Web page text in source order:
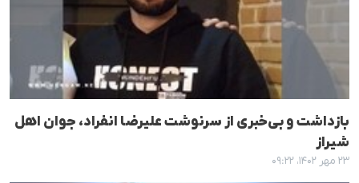
بازداشت و بی‌خبری از سرنوشت علیرضا انفراد، جوان اهل
شیراز
۲۳ مهر ۱۴۰۲، ۰۹:۲۲